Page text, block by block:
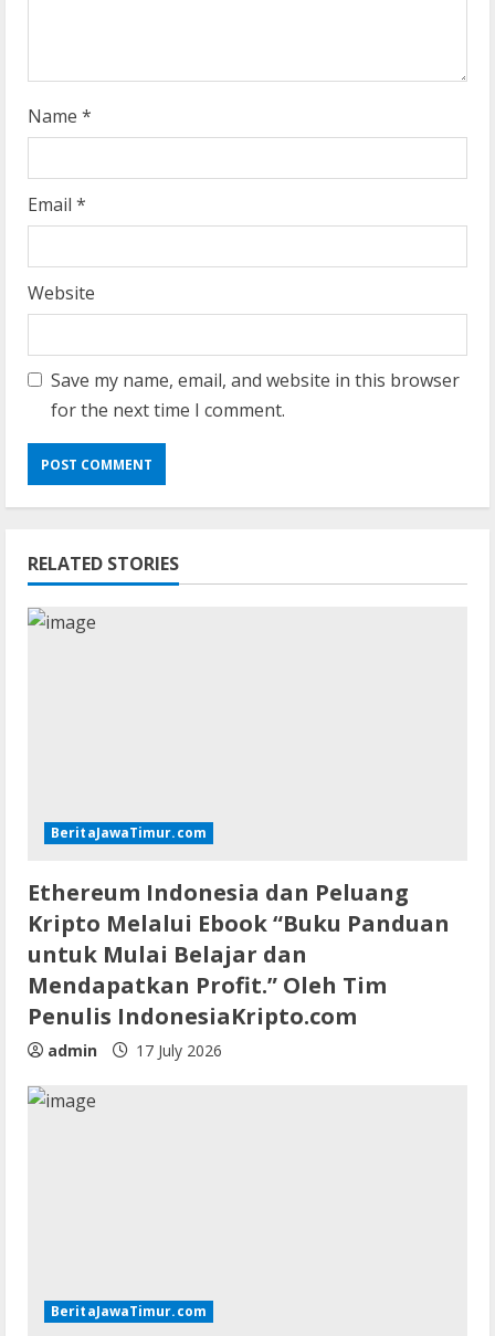
Name *
Email *
Website
Save my name, email, and website in this browser
for the next time I comment.
RELATED STORIES
BeritaJawaTimur.com
Ethereum Indonesia dan Peluang
Kripto Melalui Ebook “Buku Panduan
untuk Mulai Belajar dan
Mendapatkan Profit.” Oleh Tim
Penulis IndonesiaKripto.com
admin 17 July 2026
BeritaJawaTimur.com